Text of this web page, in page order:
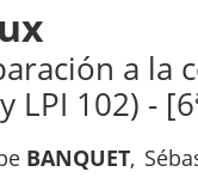
a la
LPI 102) -
BANQUET